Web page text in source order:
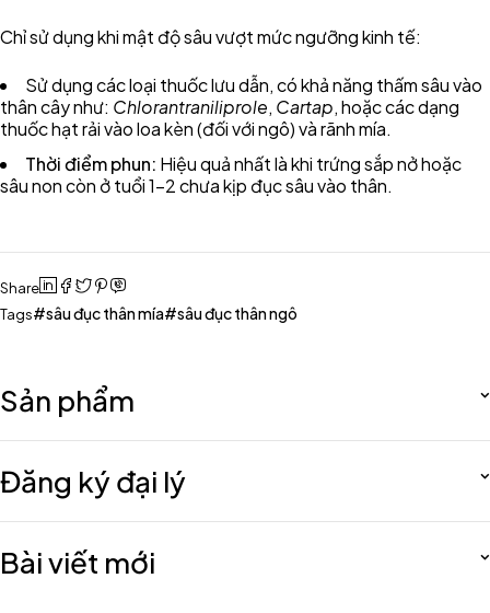
Chỉ sử dụng khi mật độ sâu vượt mức ngưỡng kinh tế:
Sử dụng các loại thuốc lưu dẫn, có khả năng thấm sâu vào
thân cây như: Chlorantraniliprole, Cartap, hoặc các dạng
thuốc hạt rải vào loa kèn (đối với ngô) và rãnh mía.
Thời điểm phun: Hiệu quả nhất là khi trứng sắp nở hoặc
sâu non còn ở tuổi 1-2 chưa kịp đục sâu vào thân.
Share
Tags
sâu đục thân mía sâu đục thân ngô
Sản phẩm
Đăng ký đại lý
Bài viết mới